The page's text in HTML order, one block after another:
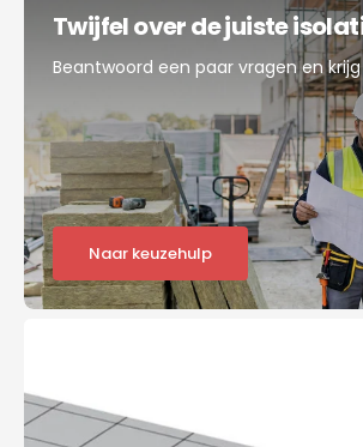
Twijfel over de juiste
Beantwoord een paar vragen en
Naar keuzehulp
Isolatieplaat
1200x600x50mm